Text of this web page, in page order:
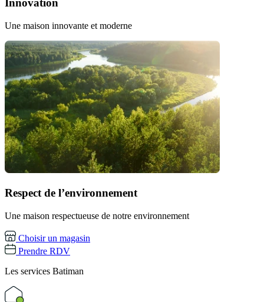
Innovation
Une maison innovante et moderne
Respect de l’environnement
Une maison respectueuse de notre environnement
Choisir un magasin
Prendre RDV
Les services Batiman